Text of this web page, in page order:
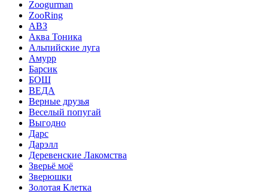
Zoogurman
ZooRing
АВЗ
Аква Тоника
Альпийские луга
Амурр
Барсик
БОШ
ВЕДА
Верные друзья
Веселый попугай
Выгодно
Дарс
Дарэлл
Деревенские Лакомства
Зверьё моё
Зверюшки
Золотая Клетка